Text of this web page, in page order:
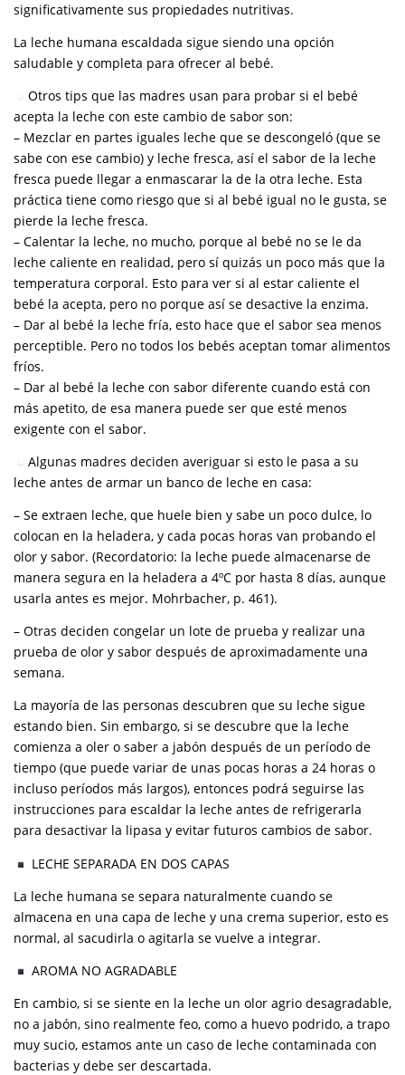
significativamente sus propiedades nutritivas.
La leche humana escaldada sigue siendo una opción
saludable y completa para ofrecer al bebé.
Otros tips que las madres usan para probar si el bebé
acepta la leche con este cambio de sabor son:
– Mezclar en partes iguales leche que se descongeló (que se
sabe con ese cambio) y leche fresca, así el sabor de la leche
fresca puede llegar a enmascarar la de la otra leche. Esta
práctica tiene como riesgo que si al bebé igual no le gusta, se
pierde la leche fresca.
– Calentar la leche, no mucho, porque al bebé no se le da
leche caliente en realidad, pero sí quizás un poco más que la
temperatura corporal. Esto para ver si al estar caliente el
bebé la acepta, pero no porque así se desactive la enzima.
– Dar al bebé la leche fría, esto hace que el sabor sea menos
perceptible. Pero no todos los bebés aceptan tomar alimentos
fríos.
– Dar al bebé la leche con sabor diferente cuando está con
más apetito, de esa manera puede ser que esté menos
exigente con el sabor.
Algunas madres deciden averiguar si esto le pasa a su
leche antes de armar un banco de leche en casa:
– Se extraen leche, que huele bien y sabe un poco dulce, lo
colocan en la heladera, y cada pocas horas van probando el
olor y sabor. (Recordatorio: la leche puede almacenarse de
manera segura en la heladera a 4ºC por hasta 8 días, aunque
usarla antes es mejor. Mohrbacher, p. 461).
– Otras deciden congelar un lote de prueba y realizar una
prueba de olor y sabor después de aproximadamente una
semana.
La mayoría de las personas descubren que su leche sigue
estando bien. Sin embargo, si se descubre que la leche
comienza a oler o saber a jabón después de un período de
tiempo (que puede variar de unas pocas horas a 24 horas o
incluso períodos más largos), entonces podrá seguirse las
instrucciones para escaldar la leche antes de refrigerarla
para desactivar la lipasa y evitar futuros cambios de sabor.
LECHE SEPARADA EN DOS CAPAS
La leche humana se separa naturalmente cuando se
almacena en una capa de leche y una crema superior, esto es
normal, al sacudirla o agitarla se vuelve a integrar.
AROMA NO AGRADABLE
En cambio, si se siente en la leche un olor agrio desagradable,
no a jabón, sino realmente feo, como a huevo podrido, a trapo
muy sucio, estamos ante un caso de leche contaminada con
bacterias y debe ser descartada.